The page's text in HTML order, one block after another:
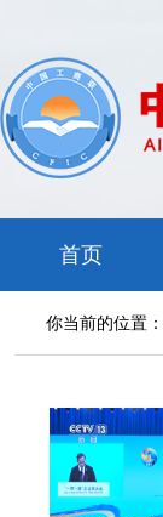
首页
你当前的位置：